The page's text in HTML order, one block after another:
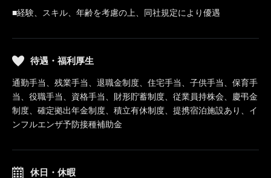
■経験、スキル、年齢を考慮の上、同社規定により優遇
待遇・福利厚生
通勤手当、残業手当、退職金制度、住宅手当、子供手当、保育手
当、役職手当、資格手当、財形貯蓄制度、従業員持株会、慶弔金
制度、確定拠出年金制度、積立有休制度、提携宿泊施設あり、イ
ンフルエンザ予防接種補助金
休日・休暇